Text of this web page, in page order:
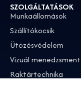
SZOLGÁLTATÁSOK
Munkaállomások
Szállítókocsik
Ütözésvédelem
Vizuál menedzsment
Raktártechnika